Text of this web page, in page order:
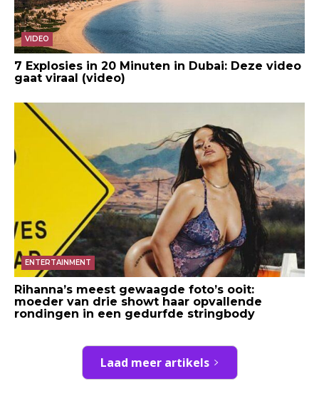
VIDEO
7 Explosies in 20 Minuten in Dubai: Deze video
gaat viraal (video)
ENTERTAINMENT
Rihanna’s meest gewaagde foto’s ooit:
moeder van drie showt haar opvallende
rondingen in een gedurfde stringbody
Laad meer artikels